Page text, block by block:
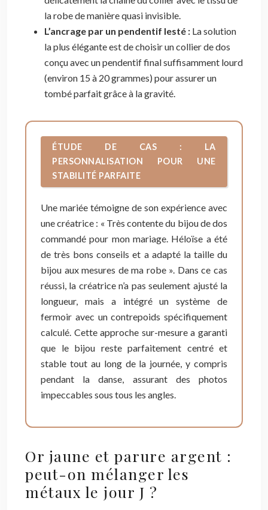
la robe de manière quasi invisible.
L’ancrage par un pendentif lesté : La solution
la plus élégante est de choisir un collier de dos
conçu avec un pendentif final suffisamment lourd
(environ 15 à 20 grammes) pour assurer un
tombé parfait grâce à la gravité.
ÉTUDE DE CAS : LA
PERSONNALISATION POUR UNE
STABILITÉ PARFAITE
Une mariée témoigne de son expérience avec
une créatrice : « Très contente du bijou de dos
commandé pour mon mariage. Héloïse a été
de très bons conseils et a adapté la taille du
bijou aux mesures de ma robe ». Dans ce cas
réussi, la créatrice n’a pas seulement ajusté la
longueur, mais a intégré un système de
fermoir avec un contrepoids spécifiquement
calculé. Cette approche sur-mesure a garanti
que le bijou reste parfaitement centré et
stable tout au long de la journée, y compris
pendant la danse, assurant des photos
impeccables sous tous les angles.
Or jaune et parure argent :
peut-on mélanger les
métaux le jour J ?